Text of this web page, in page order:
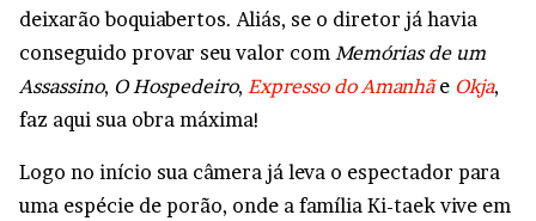
deixarão boquiabertos. Aliás, se o diretor já havia
conseguido provar seu valor com Memórias de um
Assassino, O Hospedeiro, Expresso do Amanhãe Okja,
faz aqui sua obra máxima!
Logo no início sua câmera já leva o espectador para
uma espécie de porão, onde a família Ki-taek vive em